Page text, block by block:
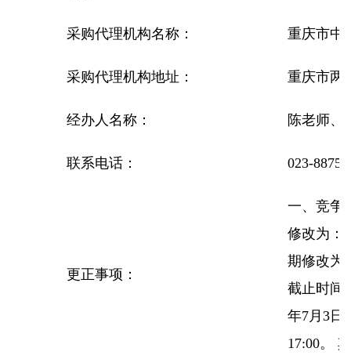
采购代理机构名称： 重庆市中
采购代理机构地址： 重庆市两
经办人名称： 陈老师、
联系电话： 023-
更正事项：
一、竞争
修改为：
期修改为
截止时间
年7月3日
17:00。